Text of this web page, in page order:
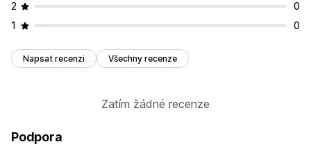
2
0
1
0
Napsat recenzi Všechny recenze
Zatím žádné recenze
Podpora